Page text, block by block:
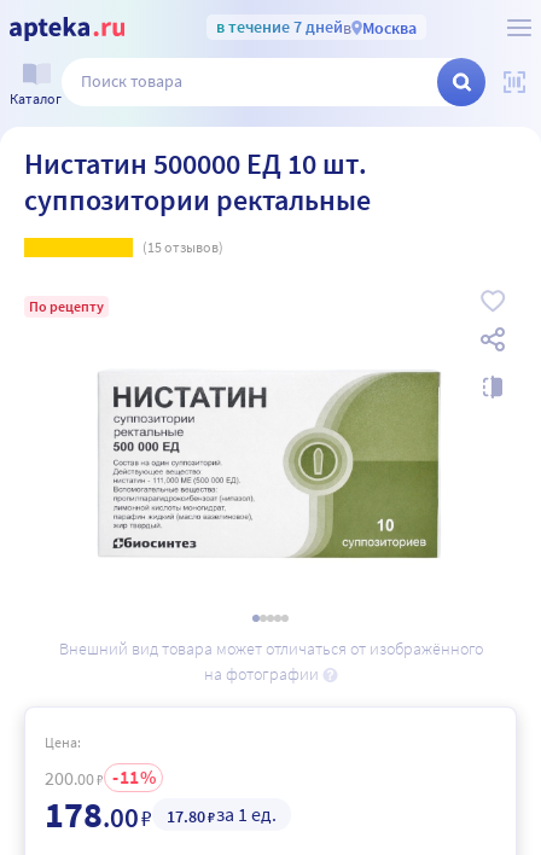
в течение 7 днейв Москва
Каталог
Нистатин 500000 ЕД 10 шт.
суппозитории ректальные
(15отзывов)
По рецепту
Внешний вид товара может отличаться от изображённого
на фотографии
Цена:
200.00₽ 11
178.00₽ 17.80₽за 1 ед.